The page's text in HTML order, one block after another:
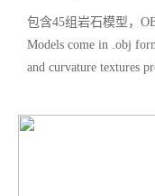
包含45组岩石模型，
Models come in .obj
and curvature textures